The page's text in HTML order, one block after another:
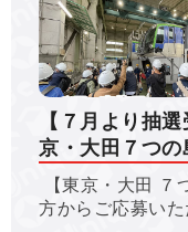
【７月より抽
京・大田７つの
【東京・大田 ７
方からご応募い